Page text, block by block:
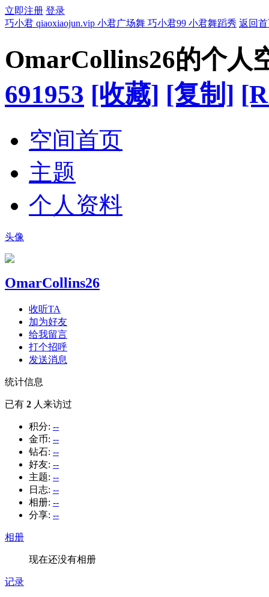
立即注册 登录
巧小君 qiaoxiaojun.vip 小君广场舞 巧小君99 小君舞蹈秀 返回
OmarCollins26的个人
691953 [收藏] [复制]
空间首页
主题
个人资料
头像
OmarCollins26
收听TA
加为好友
给我留言
打个招呼
发送消息
统计信息
已有 2 人来访过
积分: --
金币: --
钻石: --
好友: --
主题: --
日志: --
相册: --
分享: --
相册
现在还没有相册
记录